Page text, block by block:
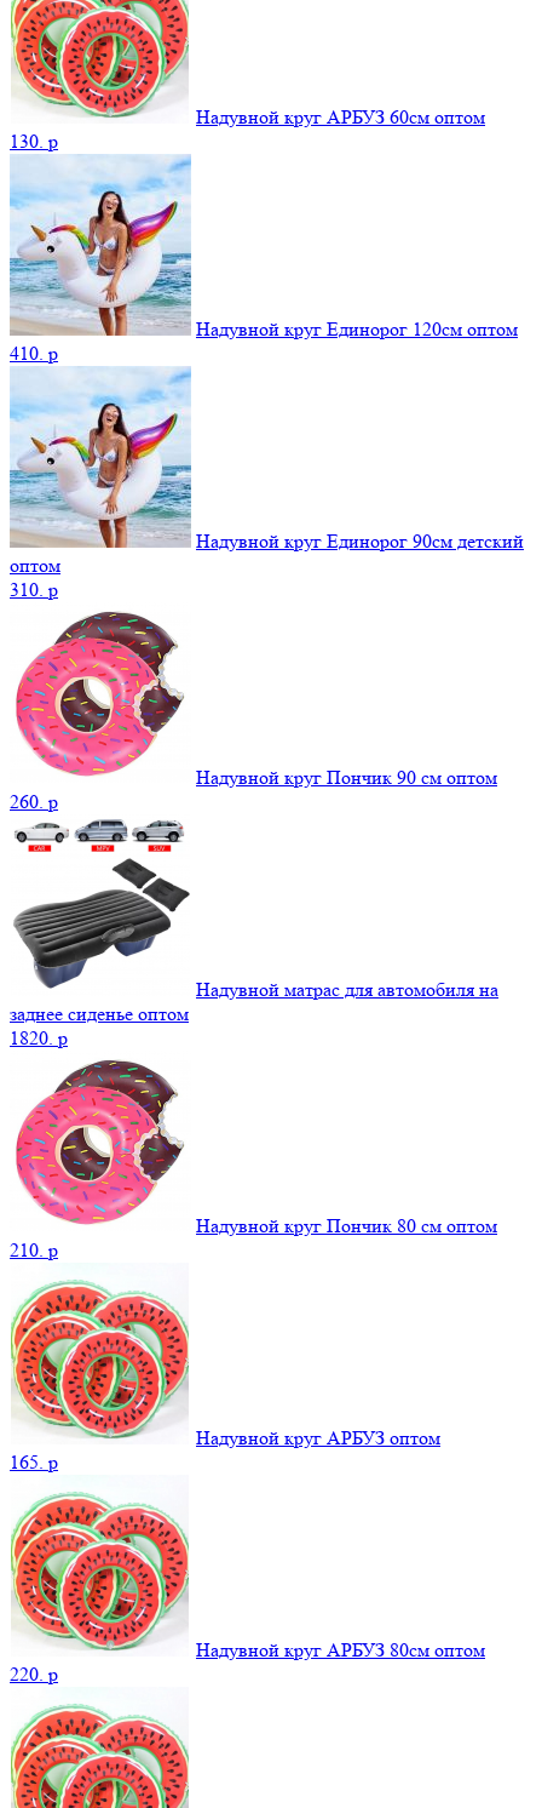
Надувной круг АРБУЗ 60см оптом
130. p
Надувной круг Единорог 120см оптом
410. p
Надувной круг Единорог 90см детский
оптом
310. p
Надувной круг Пончик 90 см оптом
260. p
Надувной матрас для автомобиля на
заднее сиденье оптом
1820. p
Надувной круг Пончик 80 см оптом
210. p
Надувной круг АРБУЗ оптом
165. p
Надувной круг АРБУЗ 80см оптом
220. p